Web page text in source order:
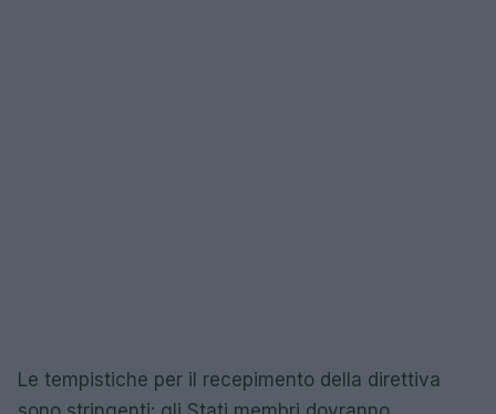
Le tempistiche per il recepimento della direttiva